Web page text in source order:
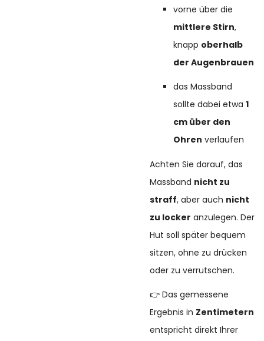
vorne über die
mittlere Stirn,
knapp oberhalb
der Augenbrauen
das Massband
sollte dabei etwa1
cm über den
Ohren verlaufen
Achten Sie darauf, das
Massband nicht zu
straff, aber auch nicht
zu locker anzulegen. Der
Hut soll später bequem
sitzen, ohne zu drücken
oder zu verrutschen.
👉 Das gemessene
Ergebnis in Zentimetern
entspricht direkt Ihrer